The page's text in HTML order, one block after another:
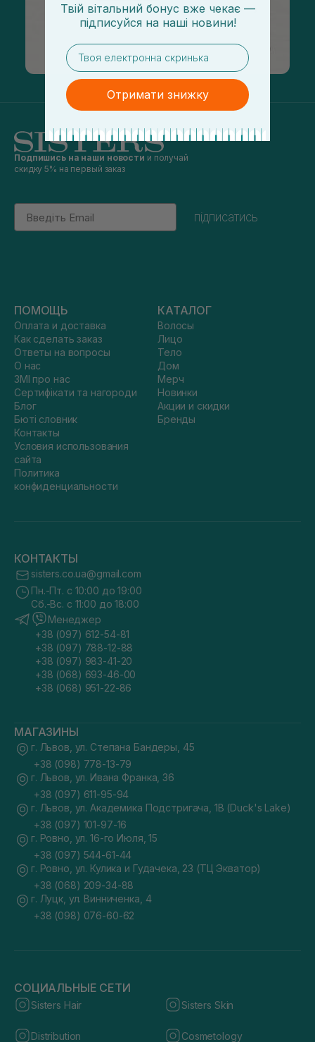
Подпишись на наши новости и получай
скидку 5% на первый заказ
Email
підписатись
ПОМОЩЬ
Оплата и доставка
Как сделать заказ
Ответы на вопросы
О нас
ЗМІ про нас
Сертифікати та нагороди
Блог
Бюті словник
Контакты
Условия использования
сайта
Политика
конфиденциальности
КАТАЛОГ
Волосы
Лицо
Тело
Дом
Мерч
Новинки
Акции и скидки
Бренды
КОНТАКТЫ
sisters.co.ua@gmail.com
Пн.-Пт. с 10:00 до 19:00
Сб.-Вс. с 11:00 до 18:00
Менеджер
+38 (097) 612-54-81
+38 (097) 788-12-88
+38 (097) 983-41-20
+38 (068) 693-46-00
+38 (068) 951-22-86
МАГАЗИНЫ
г. Львов, ул. Степана Бандеры, 45
+38 (098) 778-13-79
г. Львов, ул. Ивана Франка, 36
+38 (097) 611-95-94
г. Львов, ул. Академика Подстригача, 1В (Duck's Lake)
+38 (097) 101-97-16
г. Ровно, ул. 16-го Июля, 15
+38 (097) 544-61-44
г. Ровно, ул. Кулика и Гудачека, 23 (ТЦ Экватор)
+38 (068) 209-34-88
г. Луцк, ул. Винниченка, 4
+38 (098) 076-60-62
СОЦИАЛЬНЫЕ СЕТИ
Sisters Hair Sisters Skin
Distribution Cosmetology
Твій вітальний бонус вже чекає —
підписуйся на наші новини!
email
Отримати знижку